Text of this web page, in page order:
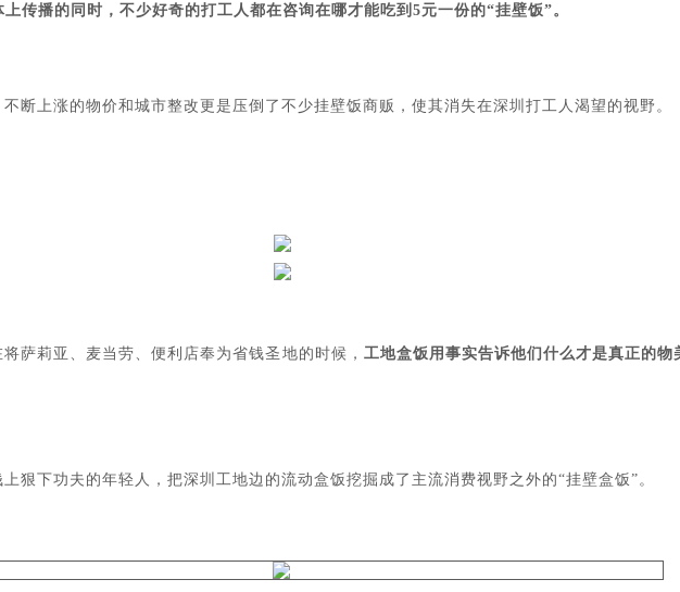
传播的同时，不少好奇的打工人都在咨询在哪才能吃到5元一份的“挂壁饭”。
断上涨的物价和城市整改更是压倒了不少挂壁饭商贩，使其消失在深圳打工人渴望的视野。
萨莉亚、麦当劳、便利店奉为省钱圣地的时候， 工地盒饭用事实告诉他们什么才是真正的物
狠下功夫的年轻人，把深圳工地边的流动盒饭挖掘成了主流消费视野之外的“挂壁盒饭”。